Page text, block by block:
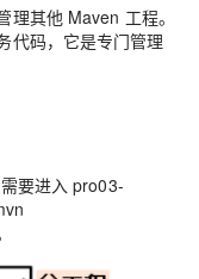
其他 Maven 工程。
代码，它是专门管理
要进入 pro03-